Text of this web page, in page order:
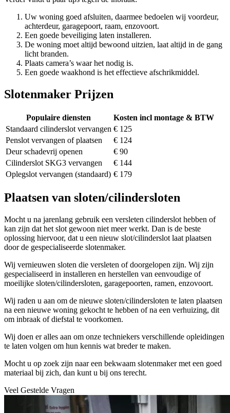
Uw woning goed afsluiten, daarmee bedoelen wij voordeur,
achterdeur, garagepoort, raam, enzovoort.
Een goede beveiliging laten installeren.
De woning moet altijd bewoond uitzien, laat altijd in de gang
licht branden.
Plaats camera’s waar het nodig is.
Een goede waakhond is het effectieve afschrikmiddel.
Slotenmaker Prijzen
Populaire diensten
Kosten incl montage & BTW
Standaard cilinderslot vervangen € 125
Penslot vervangen of plaatsen
€ 124
Deur schadevrij openen
€ 90
Cilinderslot SKG3 vervangen
€ 144
Oplegslot vervangen (standaard) € 179
Plaatsen van sloten/cilindersloten
Mocht u na jarenlang gebruik een versleten cilinderslot hebben of
kan zijn dat het slot gewoon niet meer werkt. Dan is de beste
oplossing hiervoor, dat u een nieuw slot/cilinderslot laat plaatsen
door de gespecialiseerde slotenmaker.
Wij vernieuwen sloten die versleten of doorgelopen zijn. Wij zijn
gespecialiseerd in installeren en herstellen van eenvoudige of
moeilijke sloten/cilindersloten, garagepoorten, ramen, enzovoort.
Wij raden u aan om de nieuwe sloten/cilindersloten te laten plaatsen
na een nieuwe woning gekocht te hebben of na een verhuizing, dit
om inbraak of diefstal te voorkomen.
Wij doen er alles aan om onze techniekers verschillende opleidingen
te laten volgen om hun kennis wat breder te maken.
Mocht u op zoek zijn naar een bekwaam slotenmaker met een goed
materiaal bij zich, dan kunt u bij ons terecht.
Veel Gestelde Vragen